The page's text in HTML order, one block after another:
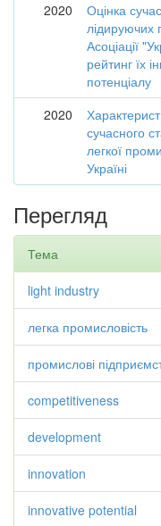
2020
Оцінка
лідируючих
Асоціації
рейтинг їх
потенціалу
2020
сучасного
легкої
Україні
Перегляд
Тема
light industry
легка промисловість
промислові
competitiveness
development
innovation
innovative potential